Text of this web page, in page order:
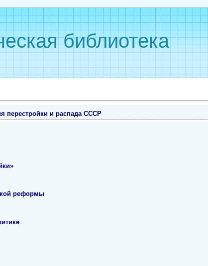
библиотека
перестройки и распада СССР
реформы